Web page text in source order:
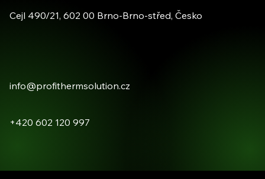
+420 602 120 997
Cejl 490/21, 602 00 Brno-Brno-střed, Česko
info@profithermsolution.cz